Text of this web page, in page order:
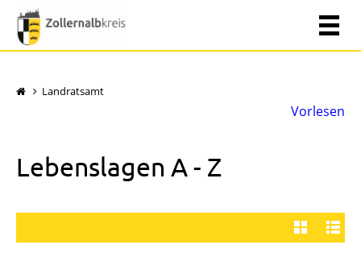
Landratsamt
Vorlesen
Lebenslagen A - Z